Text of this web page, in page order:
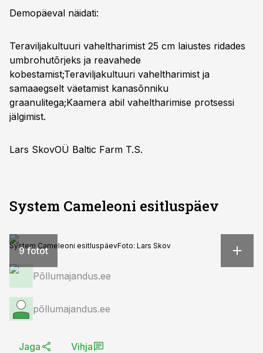
Demopäeval näidati:
Teraviljakultuuri vaheltharimist 25 cm laiustes ridades
umbrohutõrjeks ja reavahede
kobestamist;Teraviljakultuuri vaheltharimist ja
samaaegselt väetamist kanasõnniku
graanulitega;Kaamera abil vaheltharimise protsessi
jälgimist.
Lars SkovOÜ Baltic Farm T.S.
System Cameleoni esitluspäev
9 fotot
System Cameleoni esitluspäevFoto: Lars Skov
Põllumajandus.ee
põllumajandus.ee
Jaga Vihja